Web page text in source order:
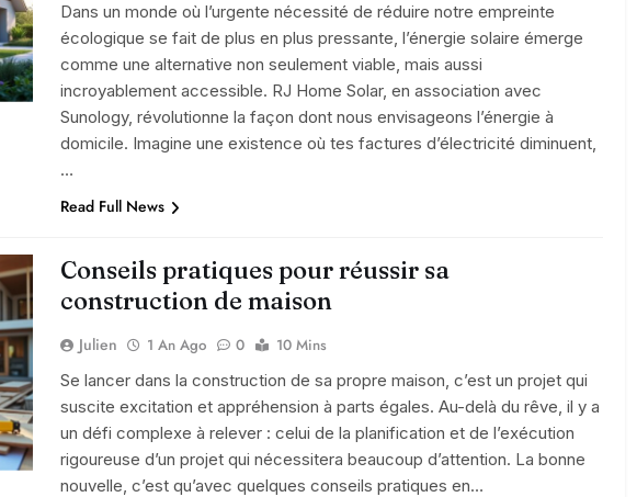
Dans un monde où l’urgente nécessité de réduire notre empreinte
écologique se fait de plus en plus pressante, l’énergie solaire émerge
comme une alternative non seulement viable, mais aussi
incroyablement accessible. RJ Home Solar, en association avec
Sunology, révolutionne la façon dont nous envisageons l’énergie à
domicile. Imagine une existence où tes factures d’électricité diminuent,
…
Read Full News
Conseils pratiques pour réussir sa
construction de maison
Julien 1 An Ago 0
10 Mins
Se lancer dans la construction de sa propre maison, c’est un projet qui
suscite excitation et appréhension à parts égales. Au-delà du rêve, il y a
un défi complexe à relever : celui de la planification et de l’exécution
rigoureuse d’un projet qui nécessitera beaucoup d’attention. La bonne
nouvelle, c’est qu’avec quelques conseils pratiques en…